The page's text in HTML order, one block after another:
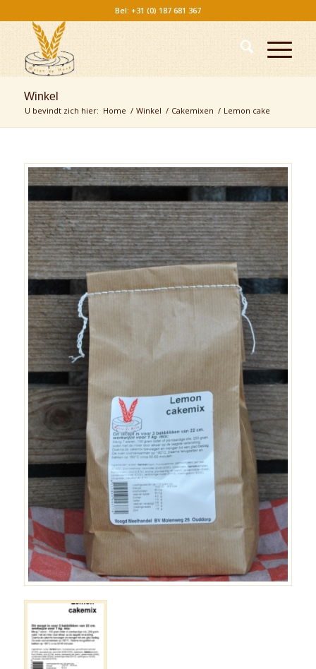
Bel: +31 (0) 187 681 367
Winkel
U bevindt zich hier: Home / Winkel / Cakemixen / Lemon cake